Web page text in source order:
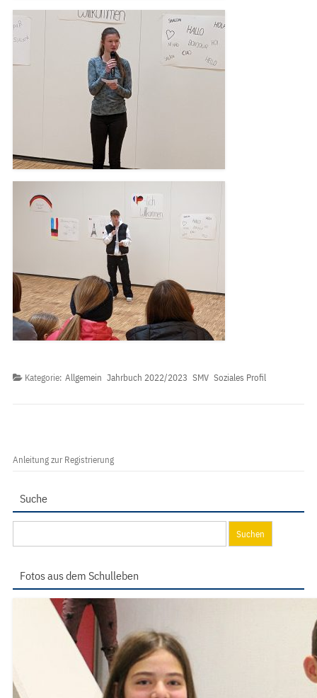
Kategorie: Allgemein Jahrbuch 2022/2023 SMV Soziales Profil
Anleitung zur Registrierung
Suche
nach:
Fotos aus dem Schulleben